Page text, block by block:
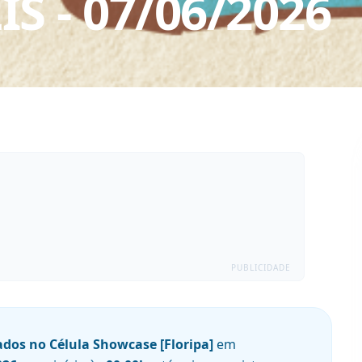
PUBLICIDADE
no Célula Showcase [Floripa]em